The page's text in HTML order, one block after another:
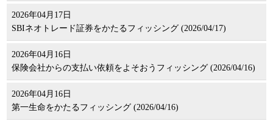
2026年04月17日
SBIネオトレード証券をかたるフィッシング (2026/04/17)
2026年04月16日
保険会社からの支払い依頼をよそおうフィッシング (2026/04/16)
2026年04月16日
第一生命をかたるフィッシング (2026/04/16)